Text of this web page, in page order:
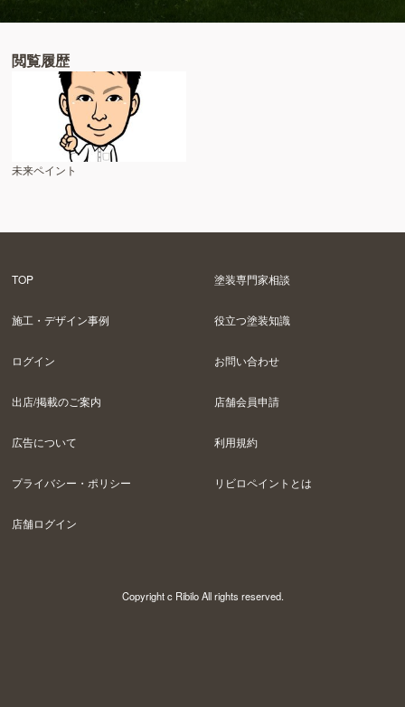
閲覧履歴
未来ペイント
TOP 塗装専門家相談
施工・デザイン事例 役立つ塗装知識
ログイン お問い合わせ
出店/掲載のご案内 店舗会員申請
広告について 利用規約
プライバシー・ポリシー リビロペイントとは
店舗ログイン
Copyright c Ribilo All rights reserved.